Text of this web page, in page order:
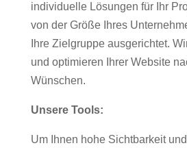
individuelle Lösungen für Ihr
von der Größe Ihres
Ihre Zielgruppe ausgerichtet.
und optimieren Ihrer Website
Wünschen.
Unsere Tools:
Um Ihnen hohe Sichtbarkeit und